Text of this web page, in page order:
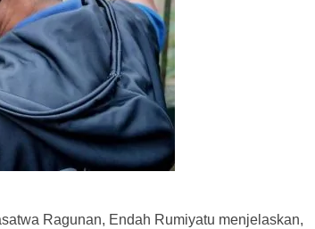
Ragunan, Endah Rumiyatu menjelaskan,